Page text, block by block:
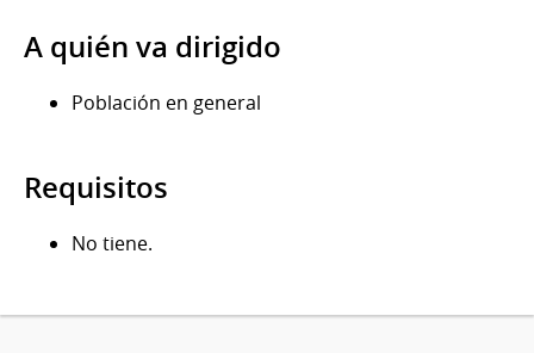
A quién va dirigido
Población en general
Requisitos
No tiene.